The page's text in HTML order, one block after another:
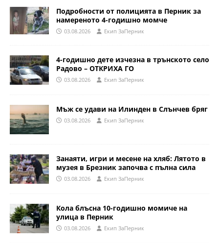
Подробности от полицията в Перник за
намереното 4-годишно момче
03.08.2026 Eкип ЗаПерник
4-годишно дете изчезна в трънското село
Радово – ОТКРИХА ГО
03.08.2026 Eкип ЗаПерник
Мъж се удави на Илинден в Слънчев бряг
03.08.2026 Eкип ЗаПерник
Занаяти, игри и месене на хляб: Лятото в
музея в Брезник започва с пълна сила
03.08.2026 Eкип ЗаПерник
Кола блъсна 10-годишно момиче на
улица в Перник
03.08.2026 Eкип ЗаПерник